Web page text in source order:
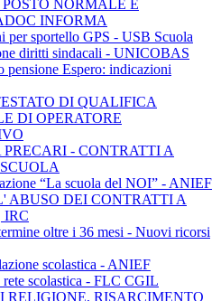
NORMALE E
INFORMA
per sportello GPS - USB Scuola
diritti sindacali - UNICOBAS
pensione Espero: indicazioni
DI QUALIFICA
DI OPERATORE
- CONTRATTI A
“La scuola del NOI” - ANIEF
ABUSO DEI CONTRATTI A
IRC
oltre i 36 mesi - Nuovi ricorsi
scolastica - ANIEF
scolastica - FLC CGIL
RELIGIONE, RISARCIMENTO